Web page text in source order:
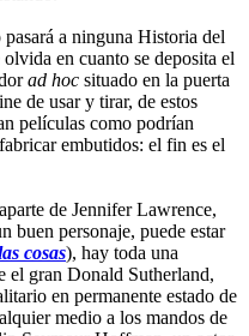
a ninguna Historia del
en cuanto se deposita el
ad hoc situado en la puerta
de usar y tirar, de estos
películas como podrían
embutidos: el fin es el
de Jennifer Lawrence,
buen personaje, puede estar
cosas), hay toda una
el gran Donald Sutherland,
en permanente estado de
medio a los mandos de